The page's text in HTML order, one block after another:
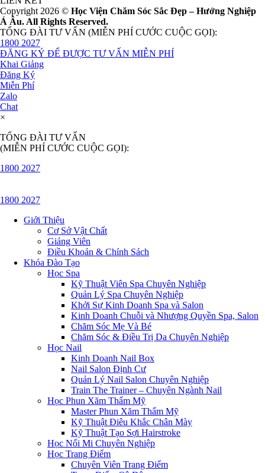
Copyright 2026 © Học Viện Chăm Sóc Sắc Đẹp – Hướng Nghiệp
Á Âu. All Rights Reserved.
TỔNG ĐÀI TƯ VẤN (MIỄN PHÍ CƯỚC CUỘC GỌI):
1800 2027
ĐĂNG KÝ ĐỂ ĐƯỢC TƯ VẤN MIỄN PHÍ
Khai Giảng
Đăng Ký
Miễn Phí
Zalo
Chat
×
TỔNG ĐÀI TƯ VẤN
(MIỄN PHÍ CƯỚC CUỘC GỌI):
1800 2027
1800 2027
Giới Thiệu
Cơ Sở Vật Chất
Giảng Viên
Điều Khoản & Chính Sách
Khóa Đào Tạo
Học Spa
Kỹ Thuật Viên Spa Chuyên Nghiệp
Quản Lý Spa Chuyên Nghiệp
Khởi Sự Kinh Doanh Spa và Salon
Kinh Doanh Chuỗi và Nhượng Quyền Spa, Salon
Chăm Sóc Mẹ Và Bé
Chăm Sóc & Điều Trị Da Chuyên Nghiệp
Học Nail
Kinh Doanh Nail Box
Nail Salon Định Cư
Quản Lý Nail Salon Chuyên Nghiệp
Train The Trainer – Chuyên Ngành Nail
Học Phun Xăm Thẩm Mỹ
Master Phun Xăm Thẩm Mỹ
Kỹ Thuật Điêu Khắc Chân Mày
Kỹ Thuật Tạo Sợi Hairstroke
Học Nối Mi Chuyên Nghiệp
Học Trang Điểm
Chuyên Viên Trang Điểm